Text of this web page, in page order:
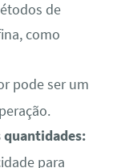
de
como
pode ser um
quantidades:
para